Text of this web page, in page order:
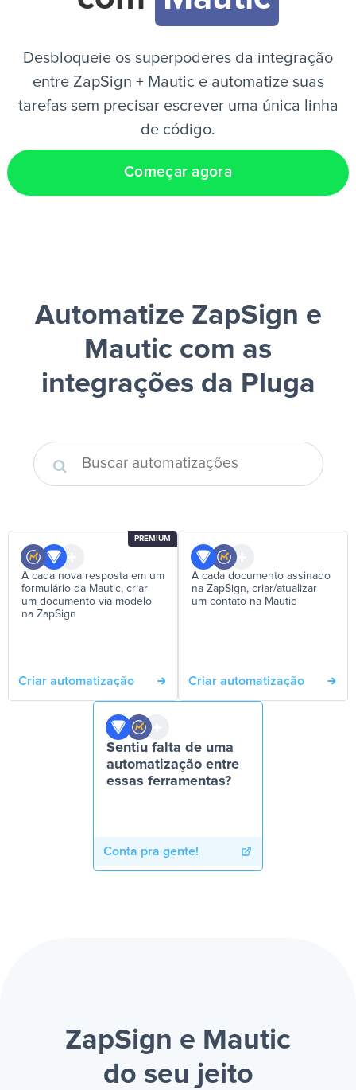
Desbloqueie os superpoderes da integração
entre ZapSign + Mautic e automatize suas
tarefas sem precisar escrever uma única linha
de código.
Começar agora
Automatize ZapSign e
Mautic com as
integrações da Pluga
PREMIUM
A cada nova resposta em um
formulário da Mautic, criar
um documento via modelo
na ZapSign
Criar automatização
A cada documento assinado
na ZapSign, criar/atualizar
um contato na Mautic
Criar automatização
Sentiu falta de uma
automatização entre
essas ferramentas?
Conta pra gente!
ZapSign e Mautic
do seu jeito